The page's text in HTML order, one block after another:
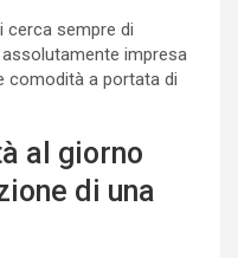
cerca sempre di
impresa
comodità a portata di
al giorno
di una